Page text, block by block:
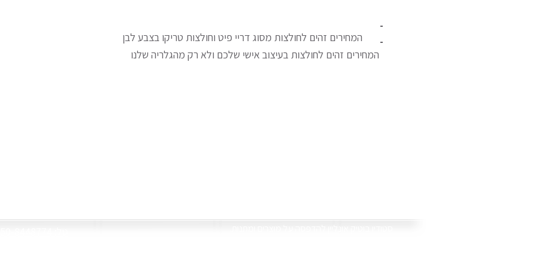
המחירים זהים לחולצות מסוג דריי פיט וחולצות טריקו בצבע לבן
המחירים זהים לחולצות בעיצוב אישי שלכם ולא רק מהגלריה שלנו
-
-